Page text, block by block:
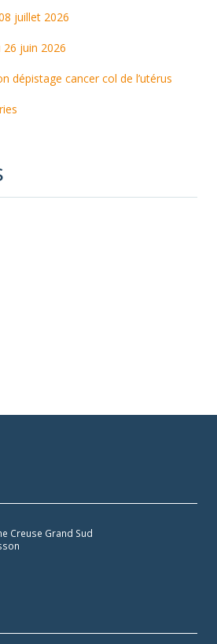
juillet 2026
juin 2026
dépistage cancer col de l’utérus
Creuse Grand Sud